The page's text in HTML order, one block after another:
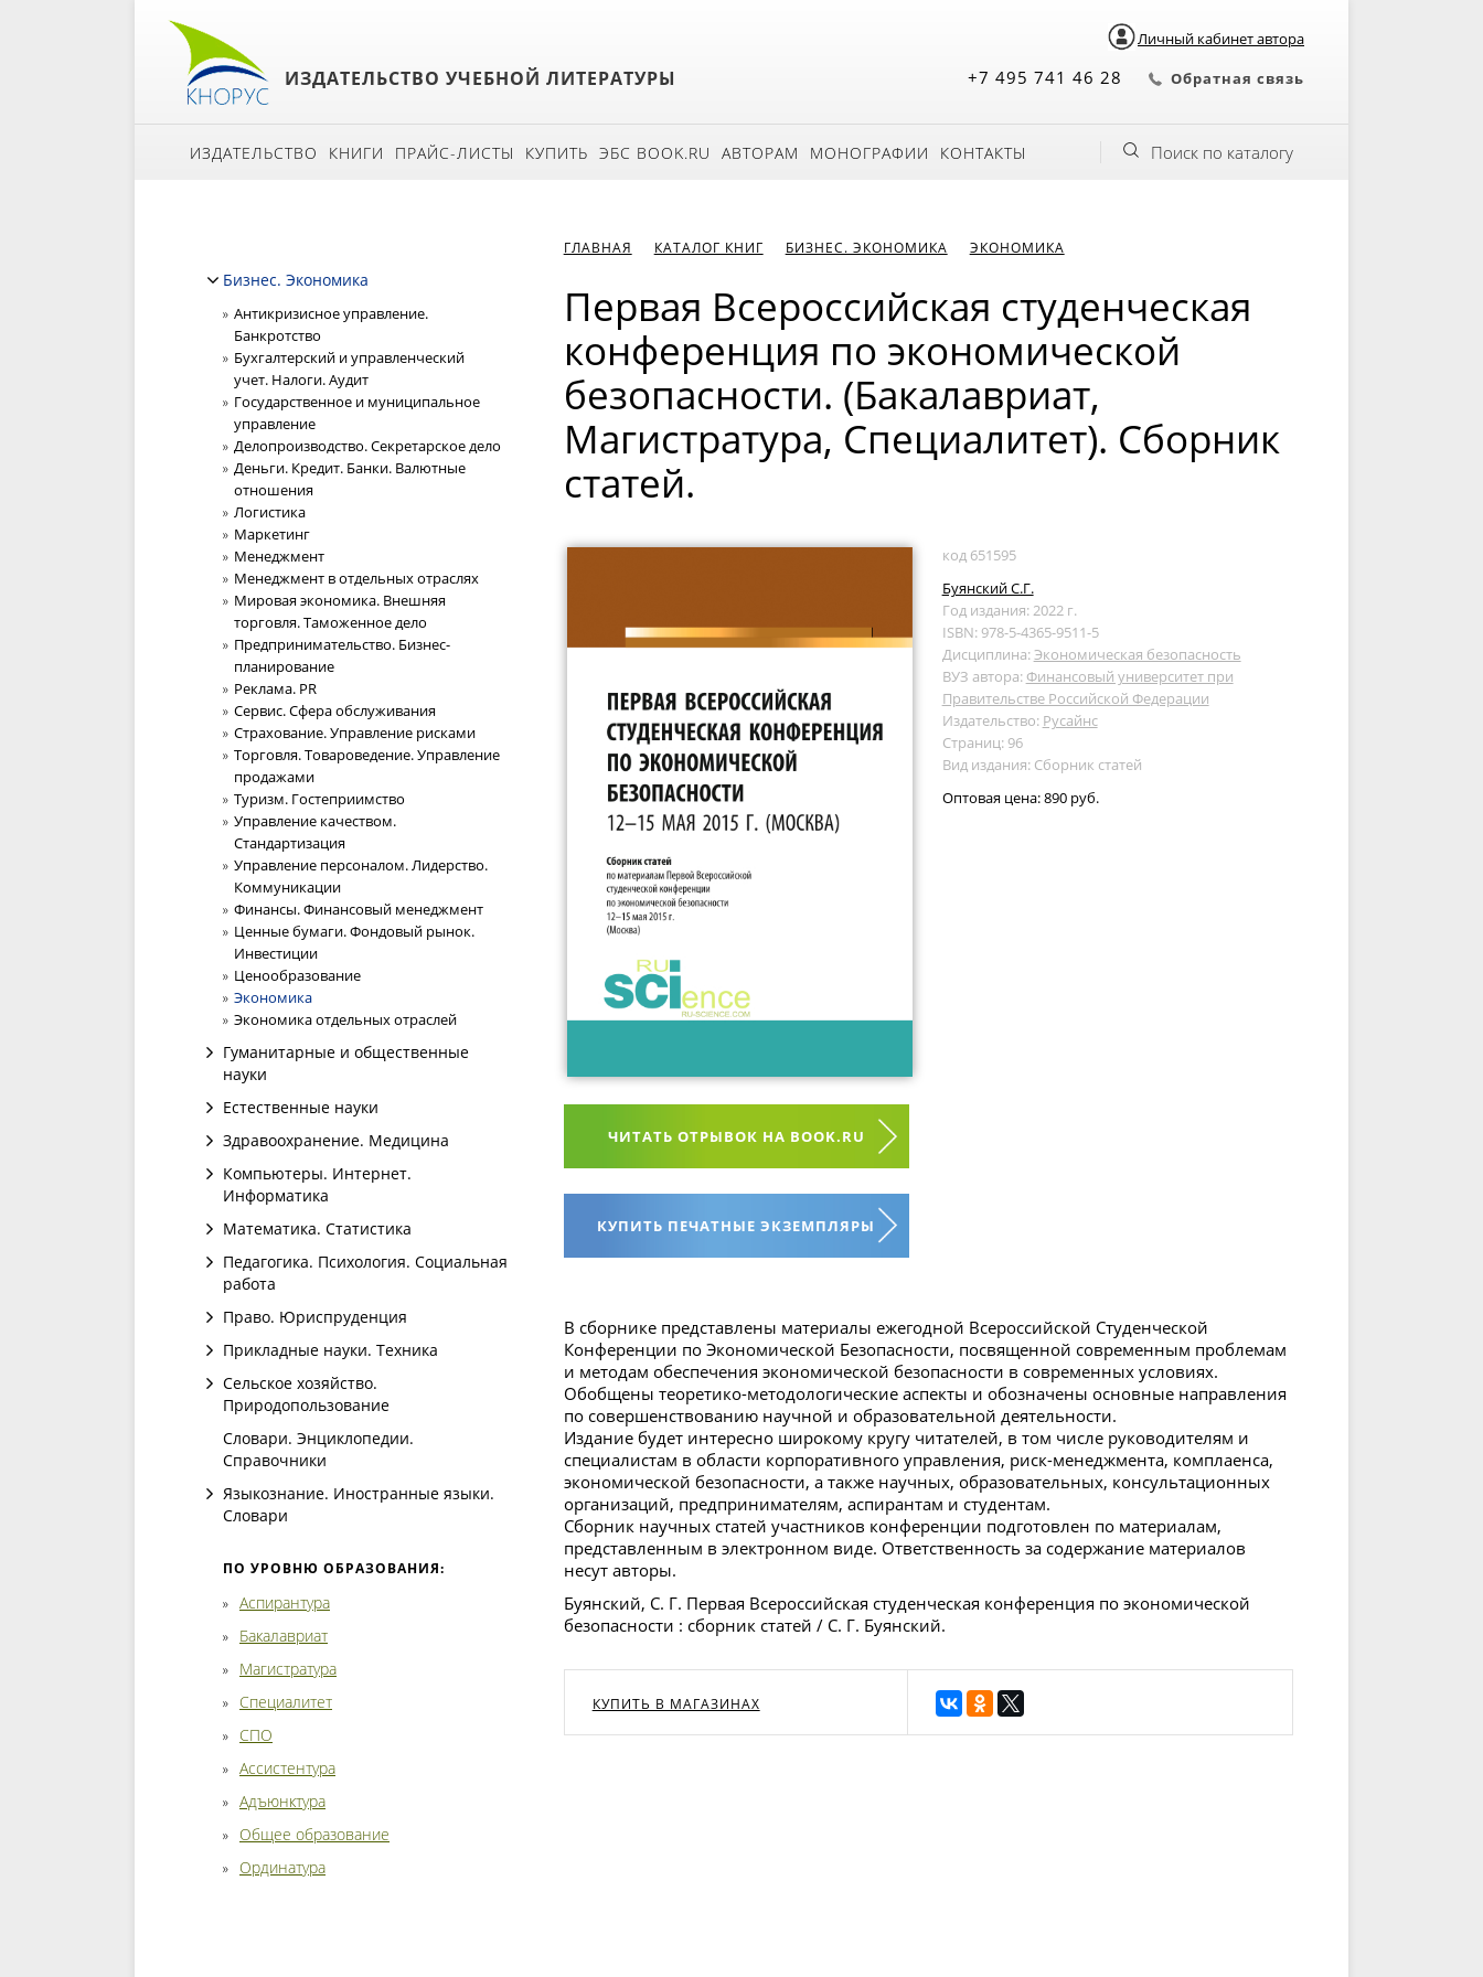
Личный кабинет автора
ИЗДАТЕЛЬСТВО УЧЕБНОЙ ЛИТЕРАТУРЫ +7 495 741 46 28 Обратная связь
ИЗДАТЕЛЬСТВО КНИГИ ПРАЙС-ЛИСТЫ КУПИТЬ ЭБС BOOK.RU АВТОРАМ МОНОГРАФИИ КОНТАКТЫ Поиск по каталогу
Бизнес. Экономика
Антикризисное управление.
Банкротство
Бухгалтерский и управленческий
учет. Налоги. Аудит
Государственное и муниципальное
управление
Делопроизводство. Секретарское дело
Деньги. Кредит. Банки. Валютные
отношения
Логистика
Маркетинг
Менеджмент
Менеджмент в отдельных отраслях
Мировая экономика. Внешняя
торговля. Таможенное дело
Предпринимательство. Бизнес-
планирование
Реклама. PR
Сервис. Сфера обслуживания
Страхование. Управление рисками
Торговля. Товароведение. Управление
продажами
Туризм. Гостеприимство
Управление качеством.
Стандартизация
Управление персоналом. Лидерство.
Коммуникации
Финансы. Финансовый менеджмент
Ценные бумаги. Фондовый рынок.
Инвестиции
Ценообразование
Экономика
Экономика отдельных отраслей
Гуманитарные и общественные
науки
Естественные науки
Здравоохранение. Медицина
Компьютеры. Интернет.
Информатика
Математика. Статистика
Педагогика. Психология. Социальная
работа
Право. Юриспруденция
Прикладные науки. Техника
Сельское хозяйство.
Природопользование
Словари. Энциклопедии.
Справочники
Языкознание. Иностранные языки.
Словари
ПО УРОВНЮ ОБРАЗОВАНИЯ:
Аспирантура
Бакалавриат
Магистратура
Специалитет
СПО
Ассистентура
Адъюнктура
Общее образование
Ординатура
ГЛАВНАЯ КАТАЛОГ КНИГ БИЗНЕС. ЭКОНОМИКА ЭКОНОМИКА
Первая Всероссийская студенческая
конференция по экономической
безопасности. (Бакалавриат,
Магистратура, Специалитет). Сборник
статей.
ЧИТАТЬ ОТРЫВОК НА BOOK.RU
КУПИТЬ ПЕЧАТНЫЕ ЭКЗЕМПЛЯРЫ
код 651595
Буянский С.Г.
Год издания: 2022 г.
ISBN: 978-5-4365-9511-5
Дисциплина:Экономическая безопасность
ВУЗ автора: Финансовый университет при
Правительстве Российской Федерации
Издательство: Русайнс
Страниц: 96
Вид издания: Сборник статей
Оптовая цена:890 руб.
В сборнике представлены материалы ежегодной Всероссийской Студенческой
Конференции по Экономической Безопасности, посвященной современным проблемам
и методам обеспечения экономической безопасности в современных условиях.
Обобщены теоретико-методологические аспекты и обозначены основные направления
по совершенствованию научной и образовательной деятельности.
Издание будет интересно широкому кругу читателей, в том числе руководителям и
специалистам в области корпоративного управления, риск-менеджмента, комплаенса,
экономической безопасности, а также научных, образовательных, консультационных
организаций, предпринимателям, аспирантам и студентам.
Сборник научных статей участников конференции подготовлен по материалам,
представленным в электронном виде. Ответственность за содержание материалов
несут авторы.
Буянский, С. Г. Первая Всероссийская студенческая конференция по экономической
безопасности : сборник статей / С. Г. Буянский.
КУПИТЬ В МАГАЗИНАХ